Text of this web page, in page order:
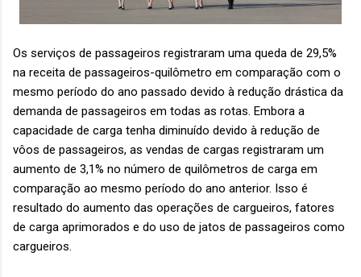
Os serviços de passageiros registraram uma queda de 29,5%
na receita de passageiros-quilômetro em comparação com o
mesmo período do ano passado devido à redução drástica da
demanda de passageiros em todas as rotas. Embora a
capacidade de carga tenha diminuído devido à redução de
vôos de passageiros, as vendas de cargas registraram um
aumento de 3,1% no número de quilômetros de carga em
comparação ao mesmo período do ano anterior. Isso é
resultado do aumento das operações de cargueiros, fatores
de carga aprimorados e do uso de jatos de passageiros como
cargueiros.